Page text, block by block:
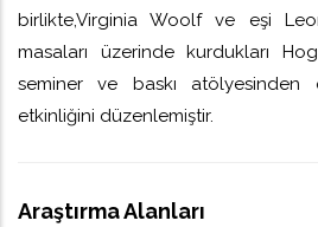
birlikte,Virginia Woolf ve eşi
masaları üzerinde kurdukları
seminer ve baskı atölyesinden
etkinliğini düzenlemiştir.
Araştırma Alanları